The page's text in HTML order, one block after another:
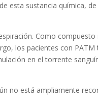
esta sustancia química,
Como
los pacientes con
en el torrente
no está ampliamente